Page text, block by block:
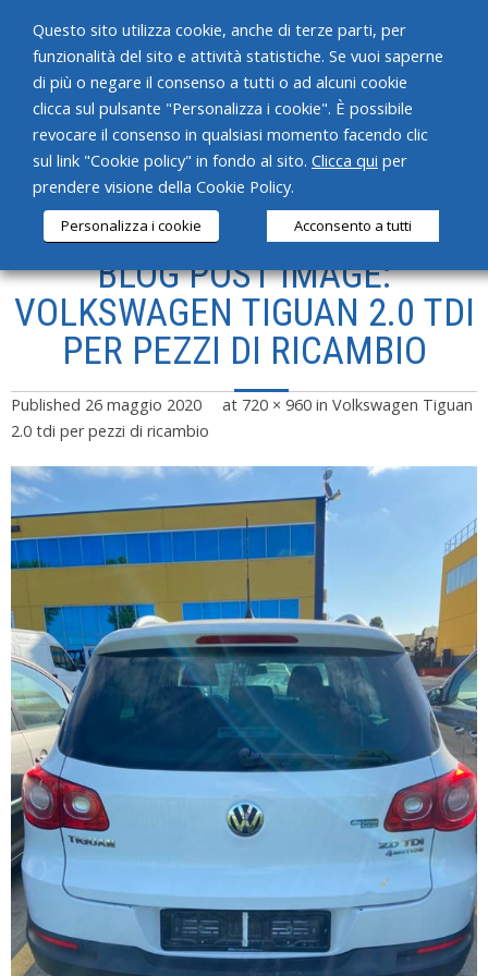
HOME
CHI SIAMO
SERVIZI
PRODOTTI
NEWS
CONTATTI
BLOG POST IMAGE:
VOLKSWAGEN TIGUAN 2.0 TDI
PER PEZZI DI RICAMBIO
Published 26 maggio 2020 at 720 × 960 in Volkswagen Tiguan
2.0 tdi per pezzi di ricambio
Questo sito utilizza cookie, anche di terze parti, per
funzionalità del sito e attività statistiche. Se vuoi saperne
di più o negare il consenso a tutti o ad alcuni cookie
clicca sul pulsante "Personalizza i cookie". È possibile
revocare il consenso in qualsiasi momento facendo clic
sul link "Cookie policy" in fondo al sito. Clicca qui per
prendere visione della Cookie Policy.
Personalizza i cookie Acconsento a tutti